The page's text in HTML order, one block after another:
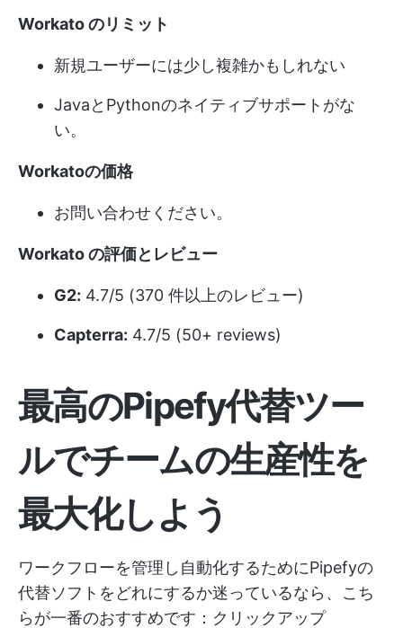
Workato のリミット
新規ユーザーには少し複雑かもしれない
JavaとPythonのネイティブサポートがな
い。
Workatoの価格
お問い合わせください。
Workato の評価とレビュー
G2: 4.7/5 (370 件以上のレビュー)
Capterra: 4.7/5 (50+ reviews)
最高のPipefy代替ツー
ルでチームの生産性を
最大化しよう
ワークフローを管理し自動化するためにPipefyの
代替ソフトをどれにするか迷っているなら、こち
らが一番のおすすめです：クリックアップ